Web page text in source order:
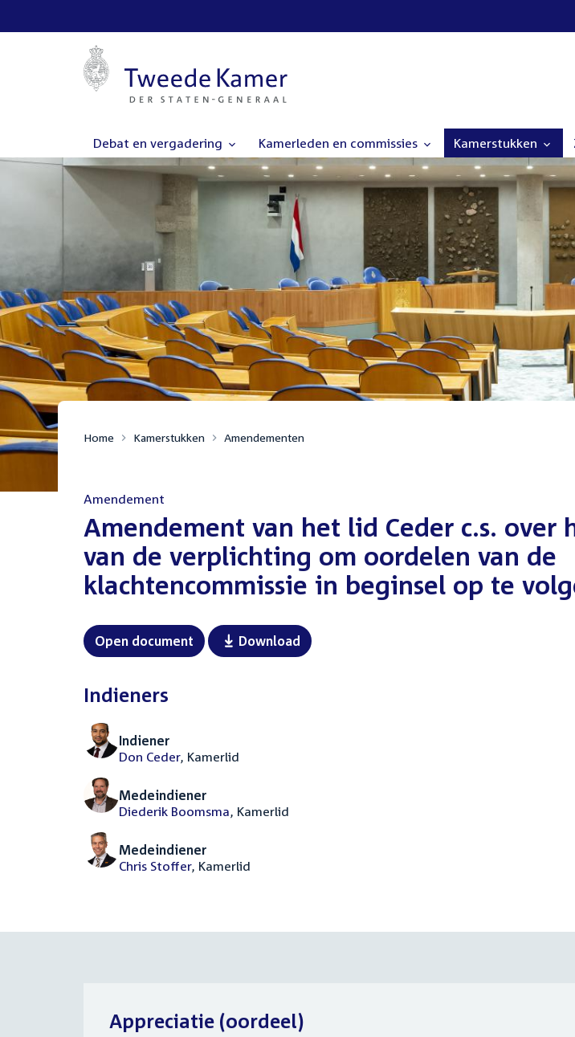
Debat en vergadering Kamerleden en commissies Kamerstukken
Home Kamerstukken Amendementen
Amendement
Amendement van het lid Ceder c.s. over
van de verplichting om oordelen van de
klachtencommissie in beginsel op te
Open document Download
Indieners
Indiener
Don Ceder, Kamerlid
Medeindiener
Diederik Boomsma, Kamerlid
Medeindiener
Chris Stoffer, Kamerlid
Appreciatie (oordeel)